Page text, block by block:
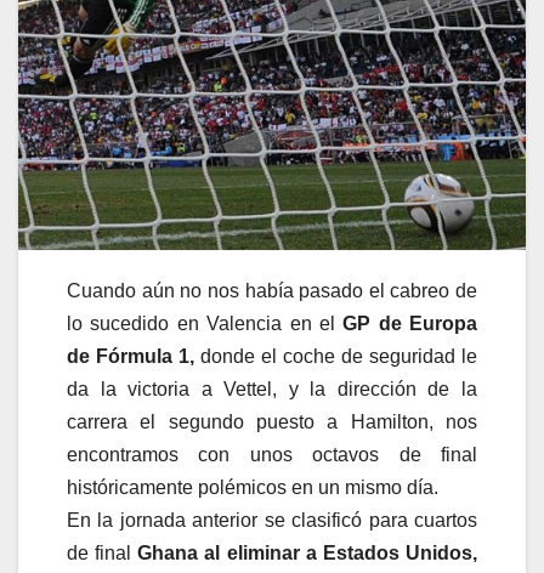
Cuando aún no nos había pasado el cabreo de
lo sucedido en Valencia en elGP de Europa
de Fórmula 1, donde el coche de seguridad le
da la victoria a Vettel, y la dirección de la
carrera el segundo puesto a Hamilton, nos
encontramos con unos octavos de final
históricamente polémicos en un mismo día.
En la jornada anterior se clasificó para cuartos
de finalGhana al eliminar a Estados Unidos,